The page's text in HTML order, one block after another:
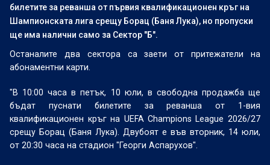
билетите за реванша от първия квалификационен кръг на
Шампионската лига срещу Борац (Баня Лука), но пропуски
ще има налични само за Сектор "Б".
Останалите два сектора са заети от притежатели на
абонаментни карти.
"В 10:00 часа в петък, 10 юли, в свободна продажба ще
бъдат пуснати билетите за реванша от 1-вия
квалификационен кръг на UEFA Champions League 2026/27
срещу Борац (Баня Лука). Двубоят е във вторник, 14 юли,
от 20:30 часа на стадион "Георги Аспарухов".